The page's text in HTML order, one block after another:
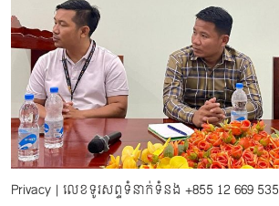
Privacy | លេខទូរសព្ទទំនាក់ទំនង +855 12 669 535